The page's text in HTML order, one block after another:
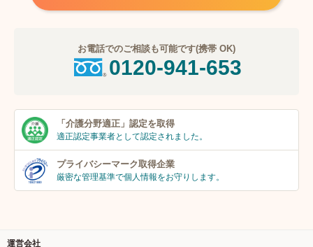
お電話でのご相談も可能です(携帯 OK)
0120-941-653
「介護分野適正」 認定を取得
適正認定事業者として認定されました。
プライバシーマーク取得企業
厳密な管理基準で個人情報をお守りします。
運営会社